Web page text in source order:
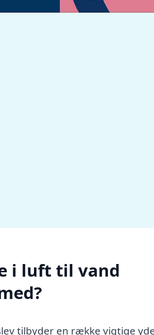
i luft til vand
tilbyder en række vigtige